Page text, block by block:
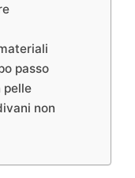
passo
pelle
non